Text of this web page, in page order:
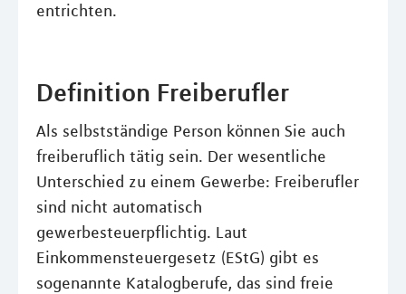
entrichten.
Definition Freiberufler
Als selbstständige Person können Sie auch
freiberuflich tätig sein. Der wesentliche
Unterschied zu einem Gewerbe: Freiberufler
sind nicht automatisch
gewerbesteuerpflichtig. Laut
Einkommensteuergesetz (EStG) gibt es
sogenannte Katalogberufe, das sind freie